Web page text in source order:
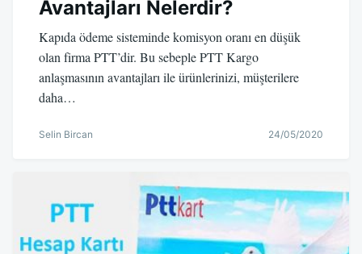
Avantajları Nelerdir?
Kapıda ödeme sisteminde komisyon oranı en düşük
olan firma PTT’dir. Bu sebeple PTT Kargo
anlaşmasının avantajları ile ürünlerinizi, müşterilere
daha…
Selin Bircan 24/05/2020